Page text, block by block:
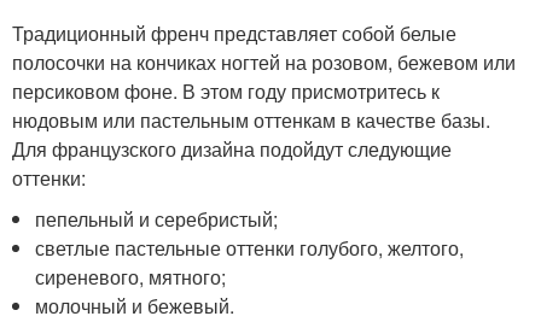
Традиционный френч представляет собой белые
полосочки на кончиках ногтей на розовом, бежевом или
персиковом фоне. В этом году присмотритесь к
нюдовым или пастельным оттенкам в качестве базы.
Для французского дизайна подойдут следующие
оттенки:
пепельный и серебристый;
светлые пастельные оттенки голубого, желтого,
сиреневого, мятного;
молочный и бежевый.